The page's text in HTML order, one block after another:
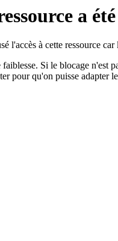
a
l'accès à cette ressource
Si le blocage n'est
pour qu'on puisse adapter